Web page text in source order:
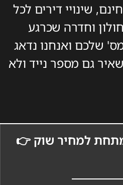
שינויי דירים לכל
וחדרה שכרגע
שלכם ואנחנו נדאג
גם מספר נייד ולא
למחיר שוק 👉